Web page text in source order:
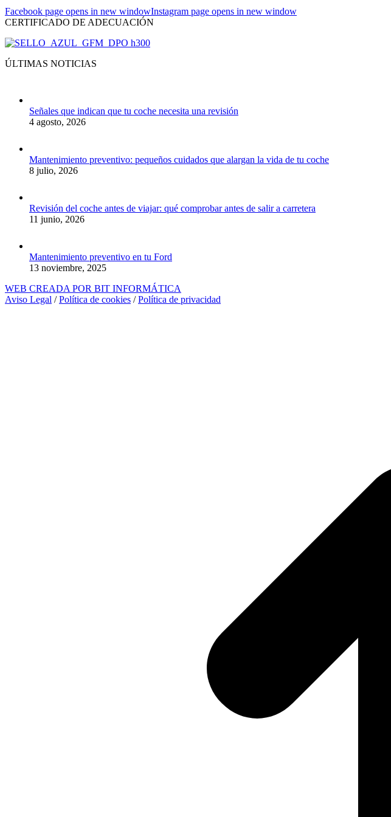
Facebook page opens in new windowInstagram page opens in new window
CERTIFICADO DE ADECUACIÓN
ÚLTIMAS NOTICIAS
Señales que indican que tu coche necesita una revisión
4 agosto, 2026
Mantenimiento preventivo: pequeños cuidados que alargan la vida de tu coche
8 julio, 2026
Revisión del coche antes de viajar: qué comprobar antes de salir a carretera
11 junio, 2026
Mantenimiento preventivo en tu Ford
13 noviembre, 2025
WEB CREADA POR BIT INFORMÁTICA
Aviso Legal /Política de cookies /Política de privacidad